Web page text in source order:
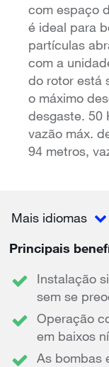
com espaço
é ideal para
partículas
com a
do rotor está
o máximo
desgaste. 50
vazão máx.
94 metros,
Mais idiomas
Principais
Instalação
sem se
Operação
em baixos
As bombas